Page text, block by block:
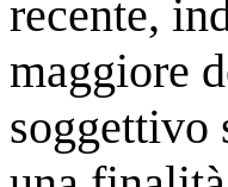
recente,
maggiore
soggettivo